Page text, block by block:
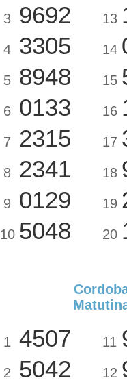
3 9692
4 3305
5 8948
6 0133
7 2315
8 2341
9 0129
10 5048
13
14
15
16
17
18
19
20
1 4507
2 5042
11
12